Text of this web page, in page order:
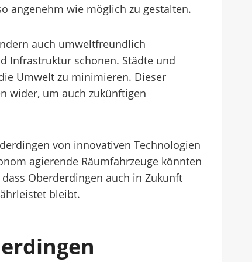
angenehm wie möglich zu gestalten.
auch umweltfreundlich
Infrastruktur schonen. Städte und
Umwelt zu minimieren. Dieser
wider, um auch zukünftigen
von innovativen Technologien
agierende Räumfahrzeuge könnten
Oberderdingen auch in Zukunft
bleibt.